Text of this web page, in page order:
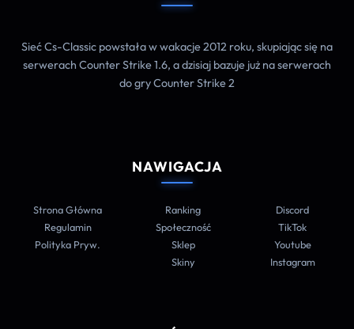
Sieć Cs-Classic powstała w wakacje 2012 roku, skupiając się na
serwerach Counter Strike 1.6, a dzisiaj bazuje już na serwerach
do gry Counter Strike 2
NAWIGACJA
Strona Główna
Regulamin
Polityka Pryw.
Ranking
Społeczność
Sklep
Skiny
Discord
TikTok
Youtube
Instagram